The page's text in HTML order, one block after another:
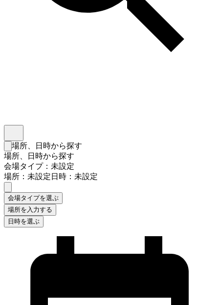
検索フォームを閉じる
場所、日時から探す
場所、日時から探す
会場タイプ：未設定
場所：未設定日時：未設定
会場タイプを選ぶ
場所を入力する
日時を選ぶ